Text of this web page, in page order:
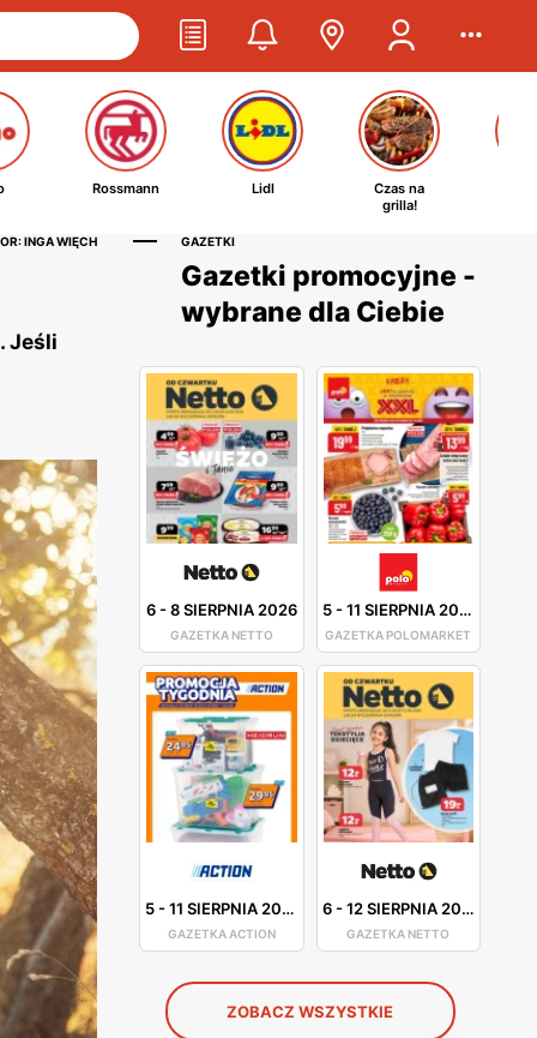
Rossmann Lidl
Czas na
grilla!
INGA WIĘCH
Jeśli
GAZETKI
Gazetki promocyjne -
wybrane dla Ciebie
6-8 SIERPNIA 2026
GAZETKA NETTO
5-11 SIERPNIA 2026
GAZETKA POLOMARKET
5-11 SIERPNIA 2026
GAZETKA ACTION
6-12 SIERPNIA 2026
GAZETKA NETTO
ZOBACZ WSZYSTKIE